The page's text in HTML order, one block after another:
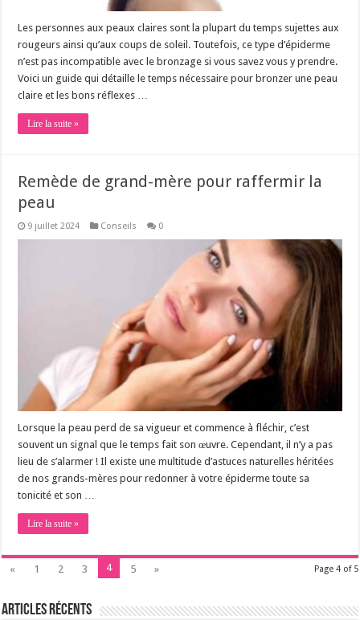
Les personnes aux peaux claires sont la plupart du temps sujettes aux
rougeurs ainsi qu’aux coups de soleil. Toutefois, ce type d’épiderme
n’est pas incompatible avec le bronzage si vous savez vous y prendre.
Voici un guide qui détaille le temps nécessaire pour bronzer une peau
claire et les bons réflexes …
Lire la suite »
Remède de grand-mère pour raffermir la
peau
9 juillet 2024 Conseils 0
Lorsque la peau perd de sa vigueur et commence à fléchir, c’est
souvent un signal que le temps fait son œuvre. Cependant, il n’y a pas
lieu de s’alarmer ! Il existe une multitude d’astuces naturelles héritées
de nos grands-mères pour redonner à votre épiderme toute sa
tonicité et son …
Lire la suite »
Page 4 of 5
« 1 2 3 4 5 »
Articles récents